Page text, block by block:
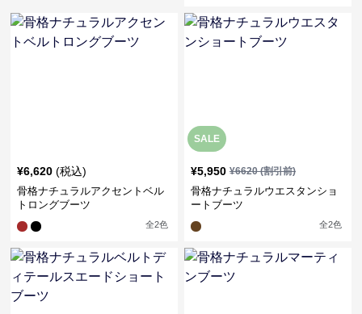
¥6,620 (税込)
骨格ナチュラルアクセントベル
トロングブーツ
全2色
SALE
¥5,950 ¥6620(割引前)
骨格ナチュラルウエスタンショ
ートブーツ
全2色